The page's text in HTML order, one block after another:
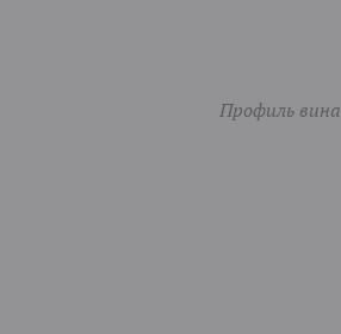
Профиль вина